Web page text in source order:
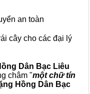
an toàn
cây cho các đại lý
Dân Bạc Liêu
châm "một chữ tín
Hồng Dân Bạc